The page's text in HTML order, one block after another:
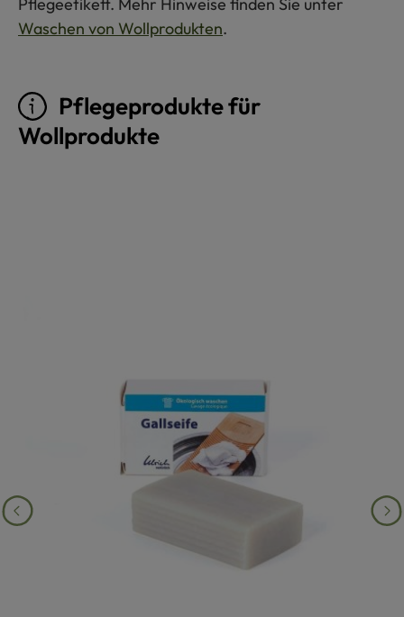
Pflegeetikett. Mehr Hinweise finden Sie unter
Waschen von Wollprodukten.
Pflegeprodukte für
Wollprodukte